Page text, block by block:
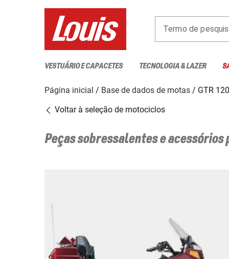
Termo de
VESTUÁRIO E CAPACETES TECNOLOGIA & LAZER
Página inicial Base de dados de motas
GTR
Voltar à seleção de motociclos
Peças sobressalentes e acessórios